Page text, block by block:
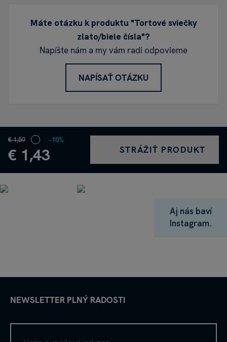
Máte otázku k produktu "Tortové sviečky
zlato/biele čísla"?
Napíšte nám a my vám radi odpovieme
NAPÍSAŤ OTÁZKU
€ 1,59
€ 1,43
−10%
STRÁŽIŤ PRODUKT
Aj nás baví
Instagram.
NEWSLETTER PLNÝ RADOSTI